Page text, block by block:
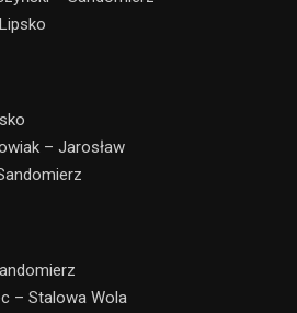
– Jarosław
– Stalowa Wola